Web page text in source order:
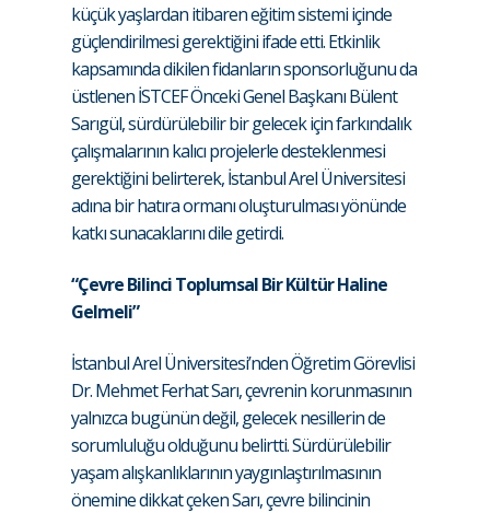
küçük yaşlardan itibaren eğitim sistemi içinde
güçlendirilmesi gerektiğini ifade etti. Etkinlik
kapsamında dikilen fidanların sponsorluğunu da
üstlenen İSTCEF Önceki Genel Başkanı Bülent
Sarıgül, sürdürülebilir bir gelecek için farkındalık
çalışmalarının kalıcı projelerle desteklenmesi
gerektiğini belirterek, İstanbul Arel Üniversitesi
adına bir hatıra ormanı oluşturulması yönünde
katkı sunacaklarını dile getirdi.
“Çevre Bilinci Toplumsal Bir Kültür Haline
Gelmeli”
İstanbul Arel Üniversitesi’nden Öğretim Görevlisi
Dr. Mehmet Ferhat Sarı, çevrenin korunmasının
yalnızca bugünün değil, gelecek nesillerin de
sorumluluğu olduğunu belirtti. Sürdürülebilir
yaşam alışkanlıklarının yaygınlaştırılmasının
önemine dikkat çeken Sarı, çevre bilincinin